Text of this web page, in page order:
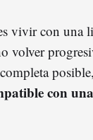
vivir con una
volver
posible,
con